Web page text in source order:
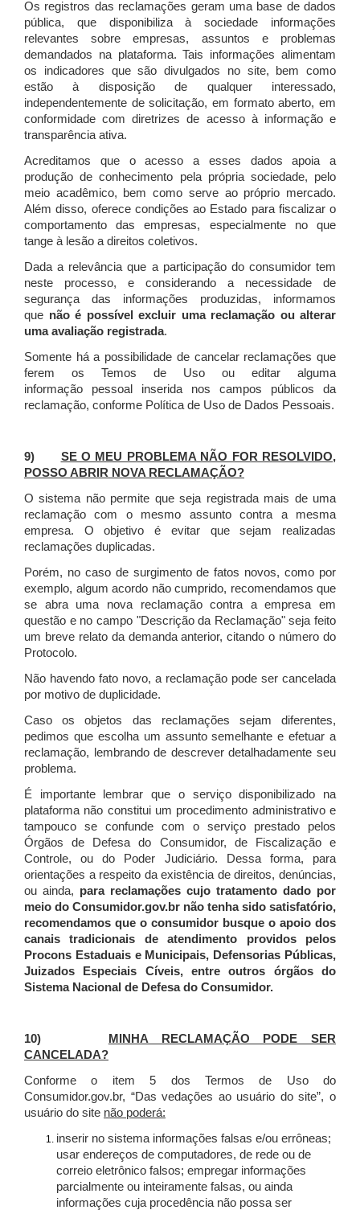
Os registros das reclamações geram uma base de dados
pública, que disponibiliza à sociedade informações
relevantes sobre empresas, assuntos e problemas
demandados na plataforma. Tais informações alimentam
os indicadores que são divulgados no site, bem como
estão à disposição de qualquer interessado,
independentemente de solicitação, em formato aberto, em
conformidade com diretrizes de acesso à informação e
transparência ativa.
Acreditamos que o acesso a esses dados apoia a
produção de conhecimento pela própria sociedade, pelo
meio acadêmico, bem como serve ao próprio mercado.
Além disso, oferece condições ao Estado para fiscalizar o
comportamento das empresas, especialmente no que
tange à lesão a direitos coletivos.
Dada a relevância que a participação do consumidor tem
neste processo, e considerando a necessidade de
segurança das informações produzidas, informamos
que não é possível excluir uma reclamação ou alterar
uma avaliação registrada.
Somente há a possibilidade de cancelar reclamações que
ferem os Temos de Uso ou editar alguma
informação pessoal inserida nos campos públicos da
reclamação, conforme Política de Uso de Dados Pessoais.
9) SE O MEU PROBLEMA NÃO FOR RESOLVIDO,
POSSO ABRIR NOVA RECLAMAÇÃO?
O sistema não permite que seja registrada mais de uma
reclamação com o mesmo assunto contra a mesma
empresa. O objetivo é evitar que sejam realizadas
reclamações duplicadas.
Porém, no caso de surgimento de fatos novos, como por
exemplo, algum acordo não cumprido, recomendamos que
se abra uma nova reclamação contra a empresa em
questão e no campo "Descrição da Reclamação" seja feito
um breve relato da demanda anterior, citando o número do
Protocolo.
Não havendo fato novo, a reclamação pode ser cancelada
por motivo de duplicidade.
Caso os objetos das reclamações sejam diferentes,
pedimos que escolha um assunto semelhante e efetuar a
reclamação, lembrando de descrever detalhadamente seu
problema.
É importante lembrar que o serviço disponibilizado na
plataforma não constitui um procedimento administrativo e
tampouco se confunde com o serviço prestado pelos
Órgãos de Defesa do Consumidor, de Fiscalização e
Controle, ou do Poder Judiciário. Dessa forma, para
orientações a respeito da existência de direitos, denúncias,
ou ainda, para reclamações cujo tratamento dado por
meio do Consumidor.gov.br não tenha sido satisfatório,
recomendamos que o consumidor busque o apoio dos
canais tradicionais de atendimento providos pelos
Procons Estaduais e Municipais, Defensorias Públicas,
Juizados Especiais Cíveis, entre outros órgãos do
Sistema Nacional de Defesa do Consumidor.
10)
MINHA RECLAMAÇÃO PODE SER
CANCELADA?
Conforme o item 5 dos Termos de Uso do
Consumidor.gov.br, “Das vedações ao usuário do site”, o
usuário do site não poderá:
inserir no sistema informações falsas e/ou errôneas;
usar endereços de computadores, de rede ou de
correio eletrônico falsos; empregar informações
parcialmente ou inteiramente falsas, ou ainda
informações cuja procedência não possa ser